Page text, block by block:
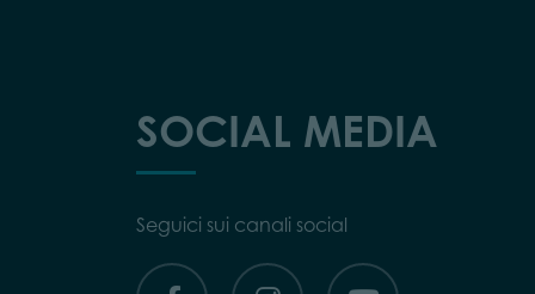
SOCIAL MEDIA
Seguici sui canali social